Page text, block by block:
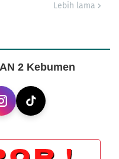
Lebih lama
2 Kebumen